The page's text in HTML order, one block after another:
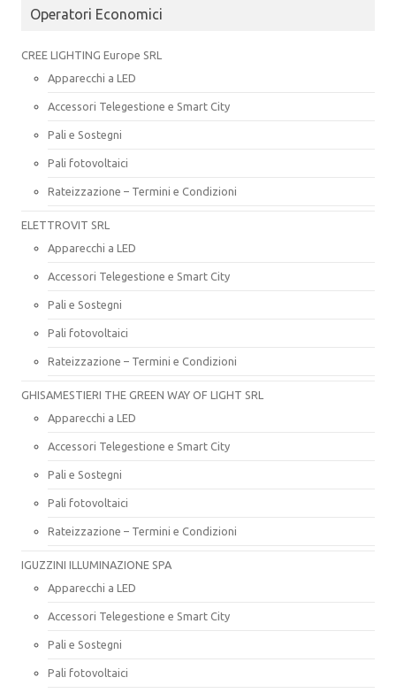
Operatori Economici
CREE LIGHTING Europe SRL
Apparecchi a LED
Accessori Telegestione e Smart City
Pali e Sostegni
Pali fotovoltaici
Rateizzazione – Termini e Condizioni
ELETTROVIT SRL
Apparecchi a LED
Accessori Telegestione e Smart City
Pali e Sostegni
Pali fotovoltaici
Rateizzazione – Termini e Condizioni
GHISAMESTIERI THE GREEN WAY OF LIGHT SRL
Apparecchi a LED
Accessori Telegestione e Smart City
Pali e Sostegni
Pali fotovoltaici
Rateizzazione – Termini e Condizioni
IGUZZINI ILLUMINAZIONE SPA
Apparecchi a LED
Accessori Telegestione e Smart City
Pali e Sostegni
Pali fotovoltaici